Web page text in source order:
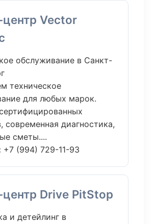
Vector
обслуживание в Санкт-
техническое
для любых марок.
современная диагностика,
сметы....
+7 (994) 729-11-93
Drive PitStop
и детейлинг в